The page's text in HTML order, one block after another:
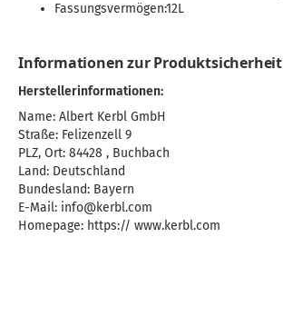
Fassungsvermögen:12L
Informationen zur Produktsicherheit
Herstellerinformationen:
Name: Albert Kerbl GmbH
Straße: Felizenzell 9
PLZ, Ort: 84428 , Buchbach
Land: Deutschland
Bundesland: Bayern
E-Mail: info@kerbl.com
Homepage: https:// www.kerbl.com